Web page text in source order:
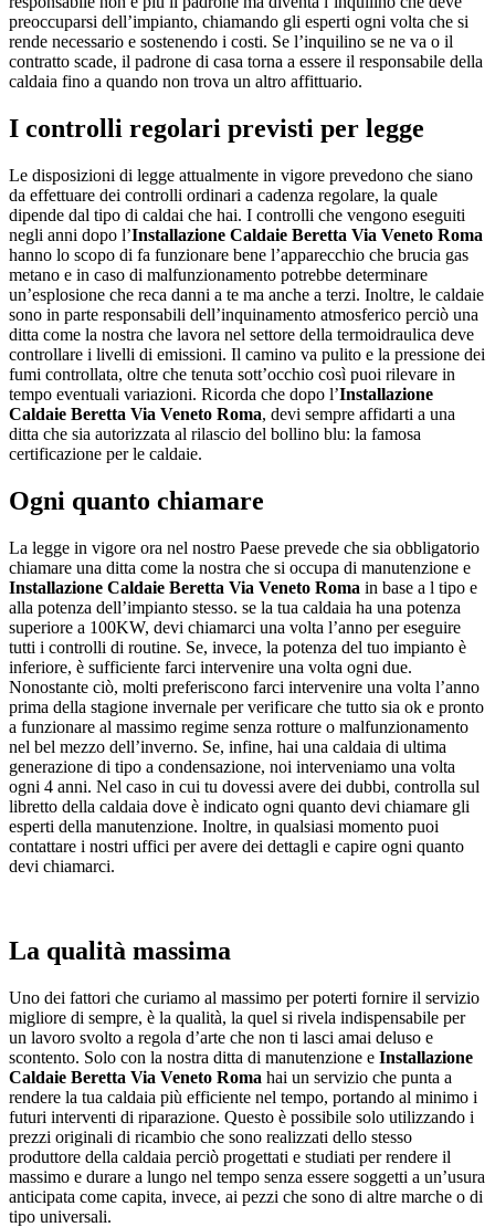
preoccuparsi dell’impianto, chiamando gli esperti ogni volta che si
rende necessario e sostenendo i costi. Se l’inquilino se ne va o il
contratto scade, il padrone di casa torna a essere il responsabile della
caldaia fino a quando non trova un altro affittuario.
I controlli regolari previsti per legge
Le disposizioni di legge attualmente in vigore prevedono che siano
da effettuare dei controlli ordinari a cadenza regolare, la quale
dipende dal tipo di caldai che hai. I controlli che vengono eseguiti
negli anni dopo l’Installazione Caldaie Beretta Via Veneto Roma
hanno lo scopo di fa funzionare bene l’apparecchio che brucia gas
metano e in caso di malfunzionamento potrebbe determinare
un’esplosione che reca danni a te ma anche a terzi. Inoltre, le caldaie
sono in parte responsabili dell’inquinamento atmosferico perciò una
ditta come la nostra che lavora nel settore della termoidraulica deve
controllare i livelli di emissioni. Il camino va pulito e la pressione dei
fumi controllata, oltre che tenuta sott’occhio così puoi rilevare in
tempo eventuali variazioni. Ricorda che dopo l’Installazione
Caldaie Beretta Via Veneto Roma, devi sempre affidarti a una
ditta che sia autorizzata al rilascio del bollino blu: la famosa
certificazione per le caldaie.
Ogni quanto chiamare
La legge in vigore ora nel nostro Paese prevede che sia obbligatorio
chiamare una ditta come la nostra che si occupa di manutenzione e
Installazione Caldaie Beretta Via Veneto Roma in base a l tipo e
alla potenza dell’impianto stesso. se la tua caldaia ha una potenza
superiore a 100KW, devi chiamarci una volta l’anno per eseguire
tutti i controlli di routine. Se, invece, la potenza del tuo impianto è
inferiore, è sufficiente farci intervenire una volta ogni due.
Nonostante ciò, molti preferiscono farci intervenire una volta l’anno
prima della stagione invernale per verificare che tutto sia ok e pronto
a funzionare al massimo regime senza rotture o malfunzionamento
nel bel mezzo dell’inverno. Se, infine, hai una caldaia di ultima
generazione di tipo a condensazione, noi interveniamo una volta
ogni 4 anni. Nel caso in cui tu dovessi avere dei dubbi, controlla sul
libretto della caldaia dove è indicato ogni quanto devi chiamare gli
esperti della manutenzione. Inoltre, in qualsiasi momento puoi
contattare i nostri uffici per avere dei dettagli e capire ogni quanto
devi chiamarci.
La qualità massima
Uno dei fattori che curiamo al massimo per poterti fornire il servizio
migliore di sempre, è la qualità, la quel si rivela indispensabile per
un lavoro svolto a regola d’arte che non ti lasci amai deluso e
scontento. Solo con la nostra ditta di manutenzione e Installazione
Caldaie Beretta Via Veneto Roma hai un servizio che punta a
rendere la tua caldaia più efficiente nel tempo, portando al minimo i
futuri interventi di riparazione. Questo è possibile solo utilizzando i
prezzi originali di ricambio che sono realizzati dello stesso
produttore della caldaia perciò progettati e studiati per rendere il
massimo e durare a lungo nel tempo senza essere soggetti a un’usura
anticipata come capita, invece, ai pezzi che sono di altre marche o di
tipo universali.